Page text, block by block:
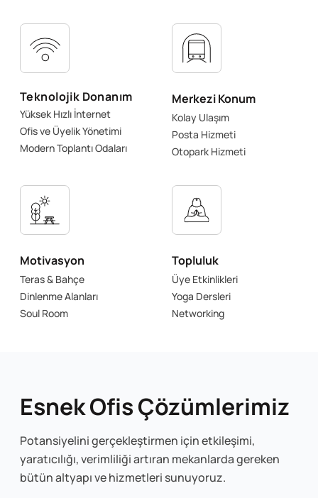
Teknolojik Donanım
Yüksek Hızlı İnternet
Ofis ve Üyelik Yönetimi
Modern Toplantı Odaları
Merkezi Konum
Kolay Ulaşım
Posta Hizmeti
Otopark Hizmeti
Motivasyon
Teras & Bahçe
Dinlenme Alanları
Soul Room
Topluluk
Üye Etkinlikleri
Yoga Dersleri
Networking
Esnek Ofis Çözümlerimiz
Potansiyelini gerçekleştirmen için etkileşimi,
yaratıcılığı, verimliliği artıran mekanlarda gereken
bütün altyapı ve hizmetleri sunuyoruz.